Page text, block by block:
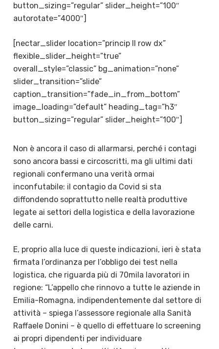
button_sizing=”regular” slider_height=”100″
autorotate=”4000″]
[nectar_slider location=”princip II row dx”
flexible_slider_height=”true”
overall_style=”classic” bg_animation=”none”
slider_transition=”slide”
caption_transition=”fade_in_from_bottom”
image_loading=”default” heading_tag=”h3″
button_sizing=”regular” slider_height=”100″]
Non è ancora il caso di allarmarsi, perché i contagi
sono ancora bassi e circoscritti, ma gli ultimi dati
regionali confermano una verità ormai
inconfutabile: il contagio da Covid si sta
diffondendo soprattutto nelle realtà produttive
legate ai settori della logistica e della lavorazione
delle carni.
E, proprio alla luce di queste indicazioni, ieri è stata
firmata l’ordinanza per l’obbligo dei test nella
logistica, che riguarda più di 70mila lavoratori in
regione: “L’appello che rinnovo a tutte le aziende in
Emilia-Romagna, indipendentemente dal settore di
attività – spiega l’assessore regionale alla Sanità
Raffaele Donini – è quello di effettuare lo screening
ai propri dipendenti per individuare